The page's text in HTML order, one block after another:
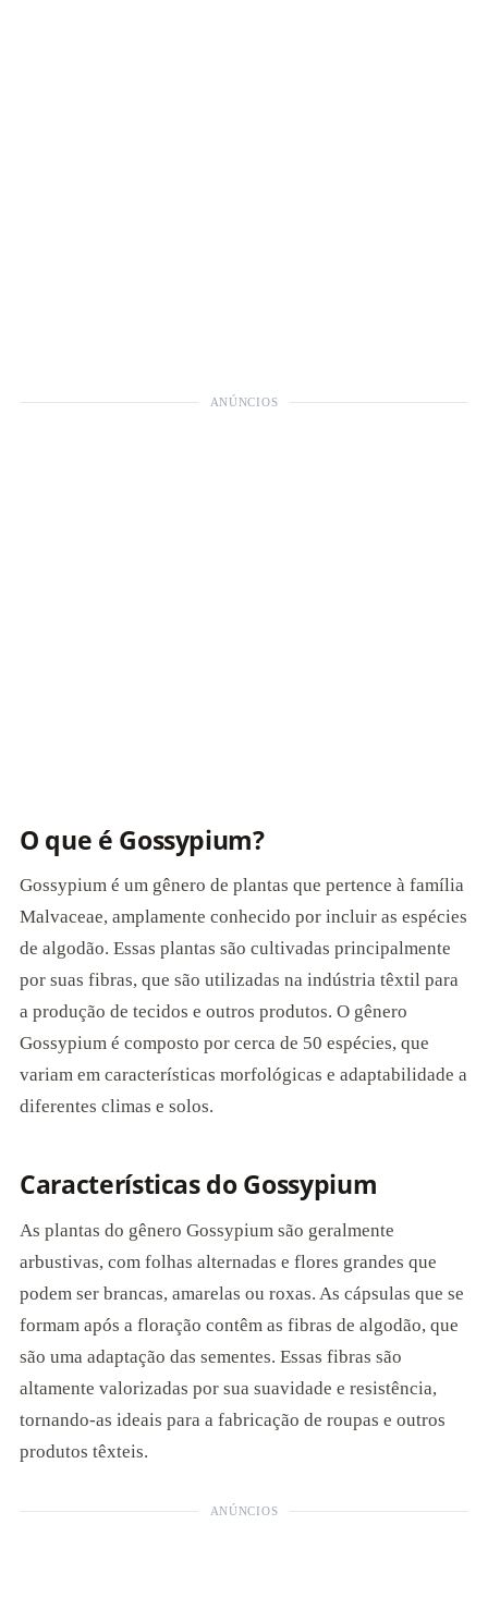
ANÚNCIOS
O que é Gossypium?
Gossypium é um gênero de plantas que pertence à família
Malvaceae, amplamente conhecido por incluir as espécies
de algodão. Essas plantas são cultivadas principalmente
por suas fibras, que são utilizadas na indústria têxtil para
a produção de tecidos e outros produtos. O gênero
Gossypium é composto por cerca de 50 espécies, que
variam em características morfológicas e adaptabilidade a
diferentes climas e solos.
Características do Gossypium
As plantas do gênero Gossypium são geralmente
arbustivas, com folhas alternadas e flores grandes que
podem ser brancas, amarelas ou roxas. As cápsulas que se
formam após a floração contêm as fibras de algodão, que
são uma adaptação das sementes. Essas fibras são
altamente valorizadas por sua suavidade e resistência,
tornando-as ideais para a fabricação de roupas e outros
produtos têxteis.
ANÚNCIOS